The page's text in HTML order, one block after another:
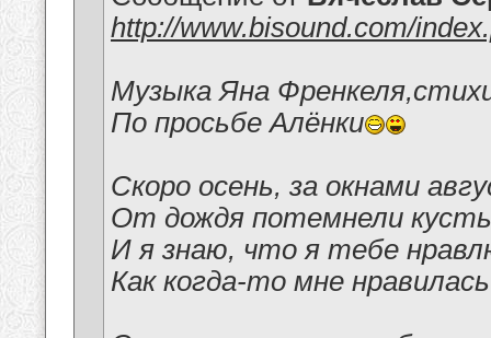
http://www.bisound.com/
Музыка Яна
По просьбе Алёнки
Скоро осень, за окнами
От дождя потемнели
И я знаю, что я тебе
Как когда-то мне